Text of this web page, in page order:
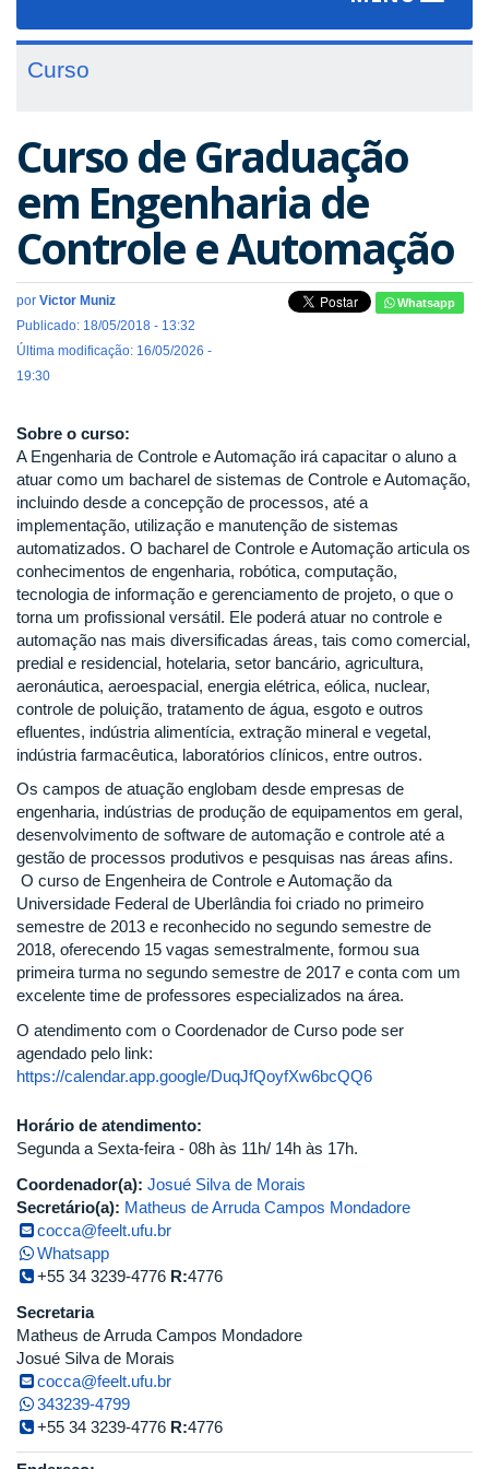
Curso
Curso de Graduação
em Engenharia de
Controle e Automação
por Victor Muniz
Publicado: 18/05/2018 - 13:32
Última modificação: 16/05/2026 -
19:30
Whatsapp
Sobre o curso:
A Engenharia de Controle e Automação irá capacitar o aluno a
atuar como um bacharel de sistemas de Controle e Automação,
incluindo desde a concepção de processos, até a
implementação, utilização e manutenção de sistemas
automatizados. O bacharel de Controle e Automação articula os
conhecimentos de engenharia, robótica, computação,
tecnologia de informação e gerenciamento de projeto, o que o
torna um profissional versátil. Ele poderá atuar no controle e
automação nas mais diversificadas áreas, tais como comercial,
predial e residencial, hotelaria, setor bancário, agricultura,
aeronáutica, aeroespacial, energia elétrica, eólica, nuclear,
controle de poluição, tratamento de água, esgoto e outros
efluentes, indústria alimentícia, extração mineral e vegetal,
indústria farmacêutica, laboratórios clínicos, entre outros.
Os campos de atuação englobam desde empresas de
engenharia, indústrias de produção de equipamentos em geral,
desenvolvimento de software de automação e controle até a
gestão de processos produtivos e pesquisas nas áreas afins.
O curso de Engenheira de Controle e Automação da
Universidade Federal de Uberlândia foi criado no primeiro
semestre de 2013 e reconhecido no segundo semestre de
2018, oferecendo 15 vagas semestralmente, formou sua
primeira turma no segundo semestre de 2017 e conta com um
excelente time de professores especializados na área.
O atendimento com o Coordenador de Curso pode ser
agendado pelo link:
https://calendar.app.google/DuqJfQoyfXw6bcQQ6
Horário de atendimento:
Segunda a Sexta-feira - 08h às 11h/ 14h às 17h.
Coordenador(a): Josué Silva de Morais
Secretário(a): Matheus de Arruda Campos Mondadore
cocca@feelt.ufu.br
Whatsapp
+55 34 3239-4776 R:4776
Secretaria
Matheus de Arruda Campos Mondadore
Josué Silva de Morais
cocca@feelt.ufu.br
343239-4799
+55 34 3239-4776 R:4776